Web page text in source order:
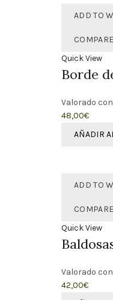
ADD TO
COMPARE
Quick View
Borde
Valorado con
48,00€
AÑADIR
ADD TO
COMPARE
Quick View
Valorado con
42,00€